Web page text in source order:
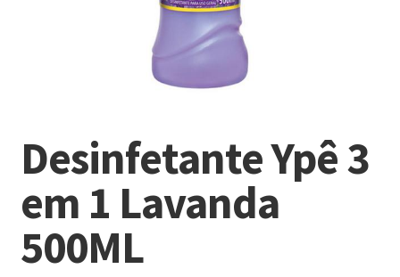
Desinfetante Ypê 3
em 1 Lavanda
500ML